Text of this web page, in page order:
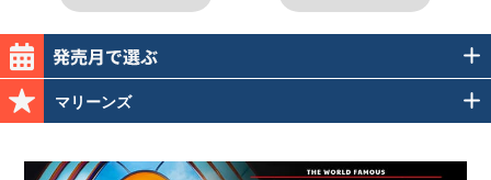
マリーンズ